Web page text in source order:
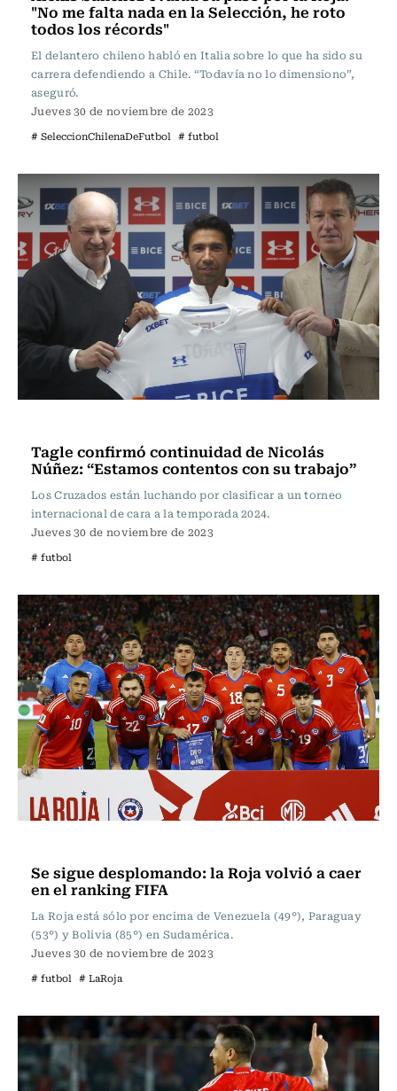
"No me falta nada en la Selección, he roto
todos los récords"
El delantero chileno habló en Italia sobre lo que ha sido su
carrera defendiendo a Chile. “Todavía no lo dimensiono”,
aseguró.
Jueves 30 de noviembre de 2023
# SeleccionChilenaDeFutbol # futbol
Tagle confirmó continuidad de Nicolás
Núñez: “Estamos contentos con su trabajo”
Los Cruzados están luchando por clasificar a un torneo
internacional de cara a la temporada 2024.
Jueves 30 de noviembre de 2023
# futbol
Se sigue desplomando: la Roja volvió a caer
en el ranking FIFA
La Roja está sólo por encima de Venezuela (49°), Paraguay
(53°) y Bolivia (85°) en Sudamérica.
Jueves 30 de noviembre de 2023
# futbol # LaRoja